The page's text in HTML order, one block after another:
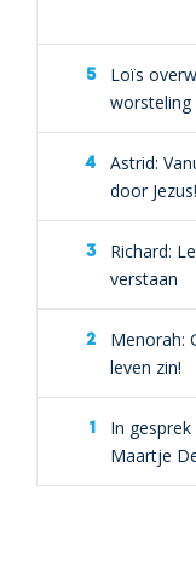
Loïs
Astrid:
door Jezus!
Richard:
verstaan
Menorah:
leven zin!
In
Maartje